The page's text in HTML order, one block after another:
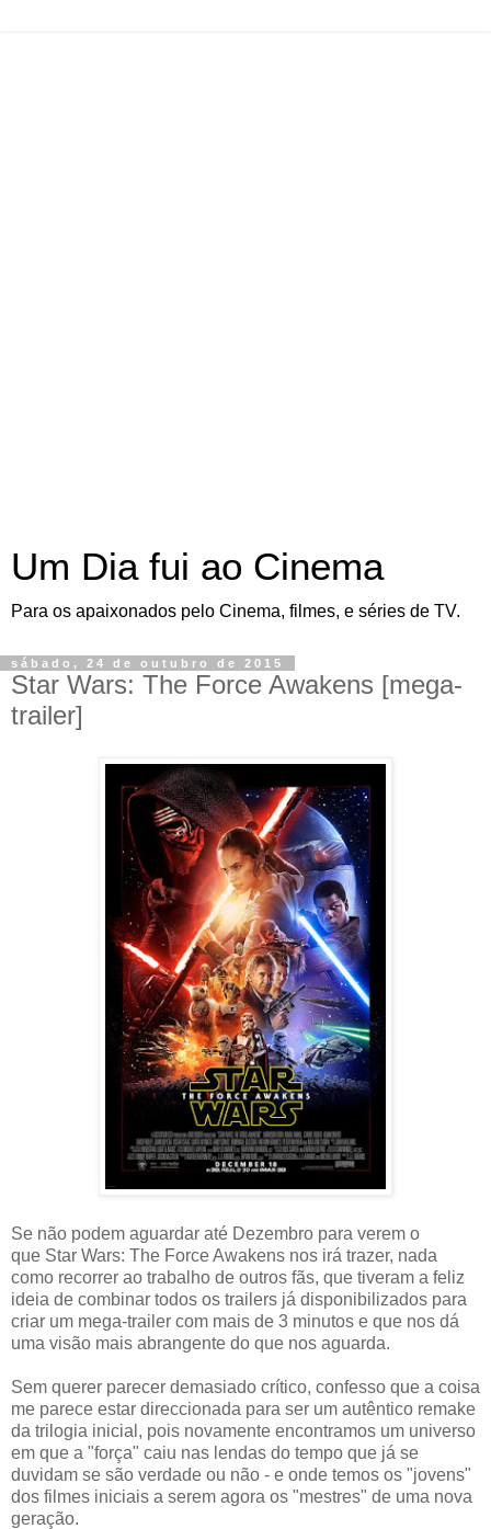
Um Dia fui ao Cinema
Para os apaixonados pelo Cinema, filmes, e séries de TV.
sábado, 24 de outubro de 2015
Star Wars: The Force Awakens [mega-
trailer]
Se não podem aguardar até Dezembro para verem o
que Star Wars: The Force Awakens nos irá trazer, nada
como recorrer ao trabalho de outros fãs, que tiveram a feliz
ideia de combinar todos os trailers já disponibilizados para
criar um mega-trailer com mais de 3 minutos e que nos dá
uma visão mais abrangente do que nos aguarda.
Sem querer parecer demasiado crítico, confesso que a coisa
me parece estar direccionada para ser um autêntico remake
da trilogia inicial, pois novamente encontramos um universo
em que a "força" caiu nas lendas do tempo que já se
duvidam se são verdade ou não - e onde temos os "jovens"
dos filmes iniciais a serem agora os "mestres" de uma nova
geração.